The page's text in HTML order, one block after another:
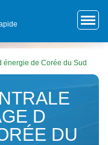
énergie de Corée du Sud
D
DU